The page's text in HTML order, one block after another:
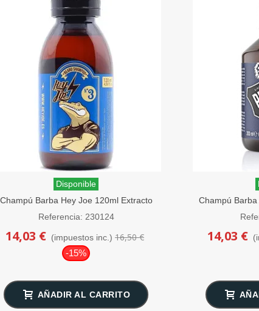
Disponible
Champú Barba Hey Joe 120ml Extracto
Melón
Referencia: 230124
14,03 € (impuestos inc.) 16,50 €
-15%
AÑADIR AL CARRITO
Champú
14,03 €